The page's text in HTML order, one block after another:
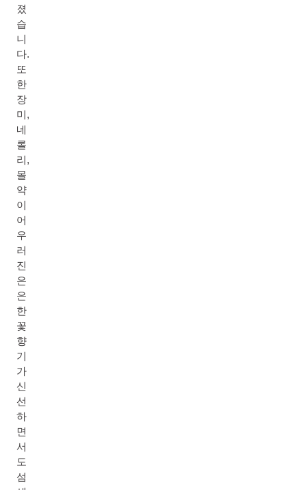
졌
습
니
다.
또
한
장
미,
네
롤
리,
몰
약
이
어
우
러
진
은
은
한
꽃
향
기
가
신
선
하
면
서
도
섬